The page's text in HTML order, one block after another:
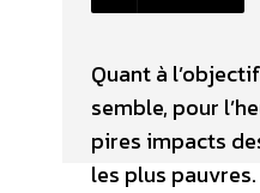
Quant à
semble, pour
pires impacts
les plus pauvres.